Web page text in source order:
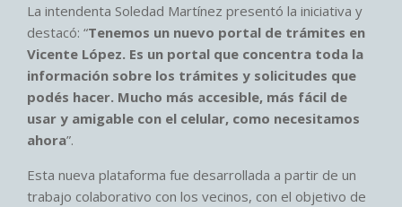
La intendenta Soledad Martínez presentó la iniciativa y
destacó: “Tenemos un nuevo portal de trámites en
Vicente López. Es un portal que concentra toda la
información sobre los trámites y solicitudes que
podés hacer. Mucho más accesible, más fácil de
usar y amigable con el celular, como necesitamos
ahora”.
Esta nueva plataforma fue desarrollada a partir de un
trabajo colaborativo con los vecinos, con el objetivo de